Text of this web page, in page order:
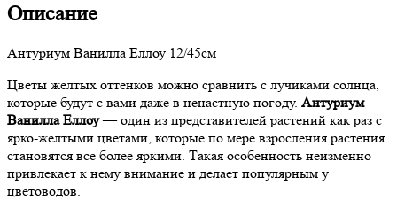
Описание
Антуриум Ванилла Еллоу 12/45см
Цветы желтых оттенков можно сравнить с лучиками солнца,
которые будут с вами даже в ненастную погоду. Антуриум
Ванилла Еллоу— один из представителей растений как раз с
ярко-желтыми цветами, которые по мере взросления растения
становятся все более яркими. Такая особенность неизменно
привлекает к нему внимание и делает популярным у
цветоводов.